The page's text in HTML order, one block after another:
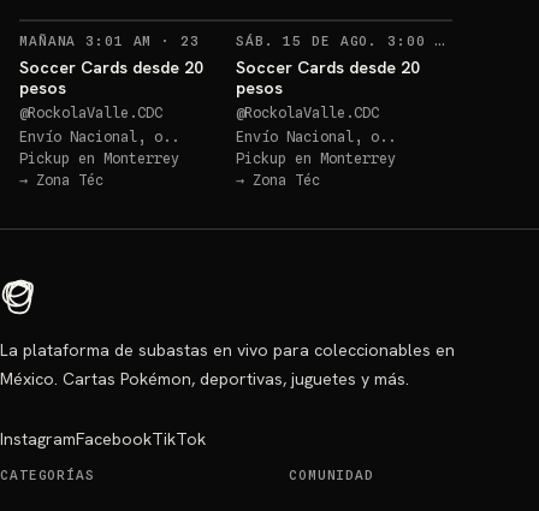
MAÑANA 3:01 AM · 23 RECORDATORIOS
Soccer Cards desde 20
pesos
@RockolaValle.CDC
Envío Nacional, o..
Pickup en Monterrey
→ Zona Téc
SÁB. 15 DE AGO. 3:00 AM
Soccer Cards desde 20
pesos
@RockolaValle.CDC
Envío Nacional, o..
Pickup en Monterrey
→ Zona Téc
La plataforma de subastas en vivo para coleccionables en
México. Cartas Pokémon, deportivas, juguetes y más.
InstagramFacebookTikTok
CATEGORÍAS COMUNIDAD